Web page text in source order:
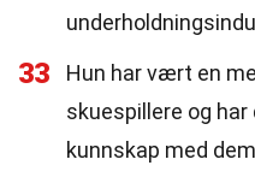
33
Hun har vært en
skuespillere og
kunnskap med